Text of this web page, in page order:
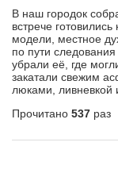
В наш городок
встрече
модели, местное
по пути
убрали её, где
закатали свежим
люками, ливневкой
Прочитано 537 раз